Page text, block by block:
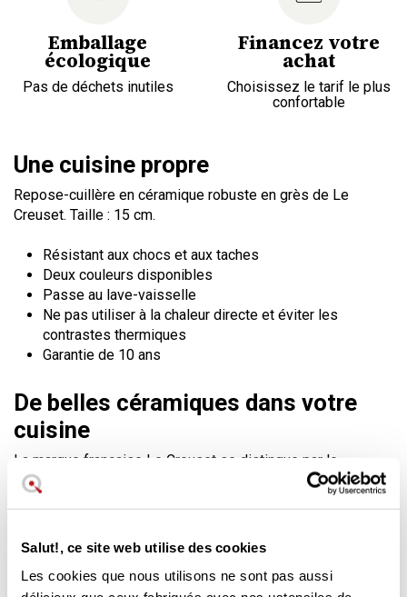
Salut!, ce site web utilise des cookies
Les cookies que nous utilisons ne sont pas aussi
Emballage
écologique
Pas de déchets inutiles
Financez votre
achat
Choisissez le tarif le plus
confortable
Une cuisine propre
Repose-cuillère en céramique robuste en grès de Le
Creuset. Taille : 15 cm.
Résistant aux chocs et aux taches
Deux couleurs disponibles
Passe au lave-vaisselle
Ne pas utiliser à la chaleur directe et éviter les
contrastes thermiques
Garantie de 10 ans
De belles céramiques dans votre
cuisine
La marque française Le Creuset se distingue par le
glamour de ses ustensiles
. Outre ses excellents produits
pour la cuisine, Le Creuset propose également des
donner à votre espace une touche personnelle et assortie.
Ce repose-cuillère est fabriqué dans le même matériau et
la même couleur que le pot à spatules Le Creuset ou le pot